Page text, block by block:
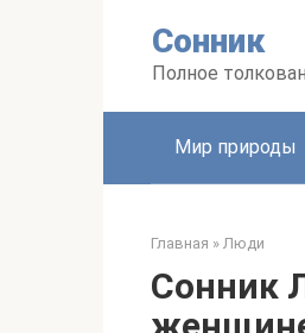
Сонник
Полное
Мир природы
Главная » Люди
Сонник